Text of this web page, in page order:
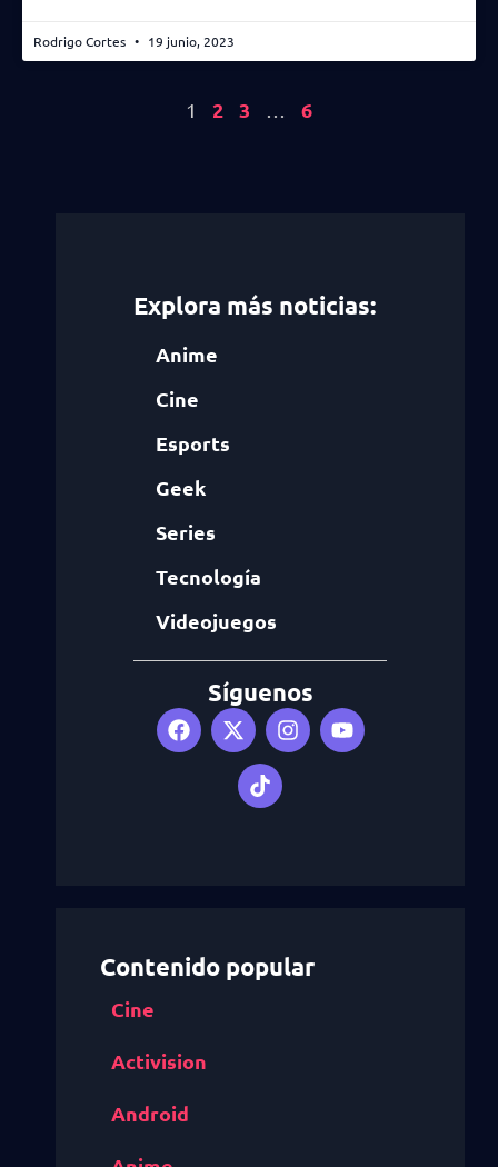
Rodrigo Cortes 19 junio, 2023
1 2 3 6
Explora más noticias:
Anime
Cine
Esports
Geek
Series
Tecnología
Videojuegos
Síguenos
Contenido popular
Cine
Activision
Android